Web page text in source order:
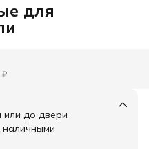
для
₽
или до двери